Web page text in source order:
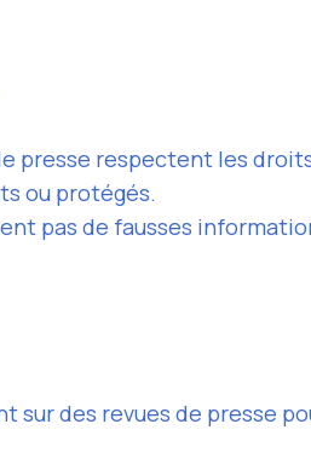
presse respectent les
ou protégés.
pas de fausses
sur des revues de presse